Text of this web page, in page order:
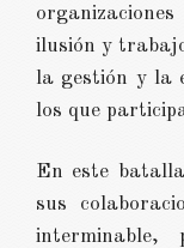
ilusión y
la gestión y la
los que
En este
sus